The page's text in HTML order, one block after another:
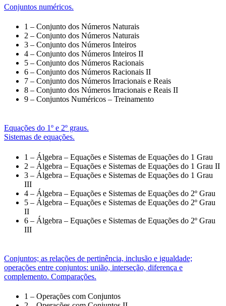
Conjuntos numéricos.
1 – Conjunto dos Números Naturais
2 – Conjunto dos Números Naturais
3 – Conjunto dos Números Inteiros
4 – Conjunto dos Números Inteiros II
5 – Conjunto dos Números Racionais
6 – Conjunto dos Números Racionais II
7 – Conjunto dos Números Irracionais e Reais
8 – Conjunto dos Números Irracionais e Reais II
9 – Conjuntos Numéricos – Treinamento
Equações do 1º e 2º graus.
Sistemas de equações.
1 – Álgebra – Equações e Sistemas de Equações do 1 Grau
2 – Álgebra – Equações e Sistemas de Equações do 1 Grau II
3 – Álgebra – Equações e Sistemas de Equações do 1 Grau
III
4 – Álgebra – Equações e Sistemas de Equações do 2º Grau
5 – Álgebra – Equações e Sistemas de Equações do 2º Grau
II
6 – Álgebra – Equações e Sistemas de Equações do 2º Grau
III
Conjuntos; as relações de pertinência, inclusão e igualdade;
operações entre conjuntos: união, interseção, diferença e
complemento. Comparações.
1 – Operações com Conjuntos